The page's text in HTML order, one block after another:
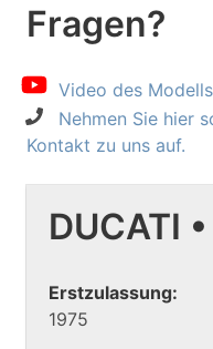
Fragen?
Video des
Nehmen Sie hier
Kontakt zu uns auf.
DUCATI
Erstzulassung:
1975